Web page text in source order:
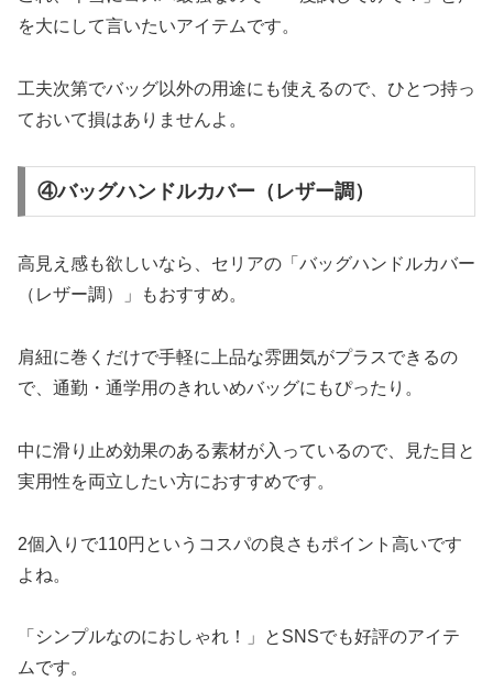
を大にして言いたいアイテムです。
工夫次第でバッグ以外の用途にも使えるので、ひとつ持っ
ておいて損はありませんよ。
④バッグハンドルカバー（レザー調）
高見え感も欲しいなら、セリアの「バッグハンドルカバー
（レザー調）」もおすすめ。
肩紐に巻くだけで手軽に上品な雰囲気がプラスできるの
で、通勤・通学用のきれいめバッグにもぴったり。
中に滑り止め効果のある素材が入っているので、見た目と
実用性を両立したい方におすすめです。
2個入りで110円というコスパの良さもポイント高いです
よね。
「シンプルなのにおしゃれ！」とSNSでも好評のアイテ
ムです。